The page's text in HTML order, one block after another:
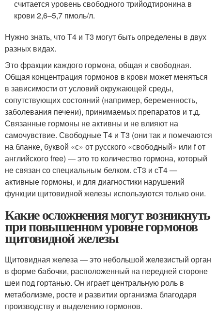
считается уровень свободного трийодтиронина в
крови 2,6–5,7 пмоль/л.
Нужно знать, что Т4 и Т3 могут быть определены в двух
разных видах.
Это фракции каждого гормона, общая и свободная.
Общая концентрация гормонов в крови может меняться
в зависимости от условий окружающей среды,
сопутствующих состояний (например, беременность,
заболевания печени), принимаемых препаратов и т.д.
Связанные гормоны не активны и не влияют на
самочувствие. Свободные Т4 и Т3 (они так и помечаются
на бланке, буквой «с» от русского «свободный» или f от
английского free) — это то количество гормона, который
не связан со специальным белком. сТ3 и сТ4 —
активные гормоны, и для диагностики нарушений
функции щитовидной железы используются только они.
Какие осложнения могут возникнуть
при повышенном уровне гормонов
щитовидной железы
Щитовидная железа — это небольшой железистый орган
в форме бабочки, расположенный на передней стороне
шеи под гортанью. Он играет центральную роль в
метаболизме, росте и развитии организма благодаря
производству и выделению гормонов.